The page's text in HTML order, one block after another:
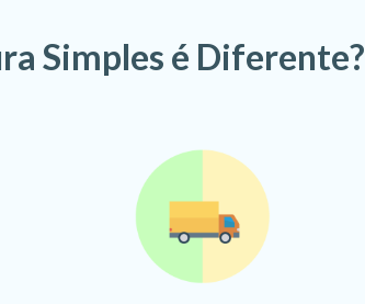
Simples é Diferente?